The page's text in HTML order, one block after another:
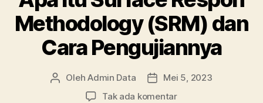
k
Methodology (SRM) dan
Cara Pengujiannya
Penulis
OlehAdmin Data
Tanggal
artikel
Mei 5, 2023
Tak ada komentarpada